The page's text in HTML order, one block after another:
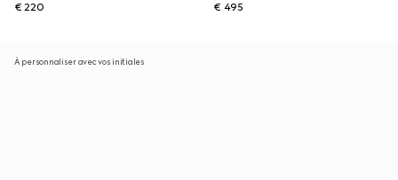
€ 220
€ 495
À personnaliser avec vos initiales